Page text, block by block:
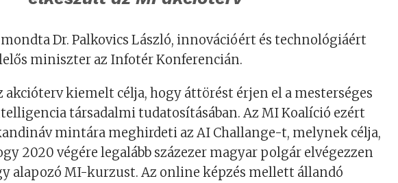
Dr. Palkovics László, innovációért és technológiáért
miniszter az Infotér Konferencián.
akcióterv kiemelt célja, hogy áttörést érjen el a mesterséges
társadalmi tudatosításában. Az MI Koalíció ezért
mintára meghirdeti az AI Challange-t, melynek célja,
2020 végére legalább százezer magyar polgár elvégezzen
alapozó MI-kurzust. Az online képzés mellett állandó